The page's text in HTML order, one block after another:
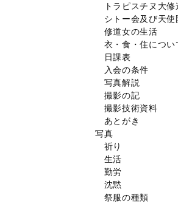
トラピスチヌ大修
シトー会及び天使
修道女の生活
衣・食・住につい
日課表
入会の条件
写真解説
撮影の記
撮影技術資料
あとがき
写真
祈り
生活
勤労
沈黙
祭服の種類